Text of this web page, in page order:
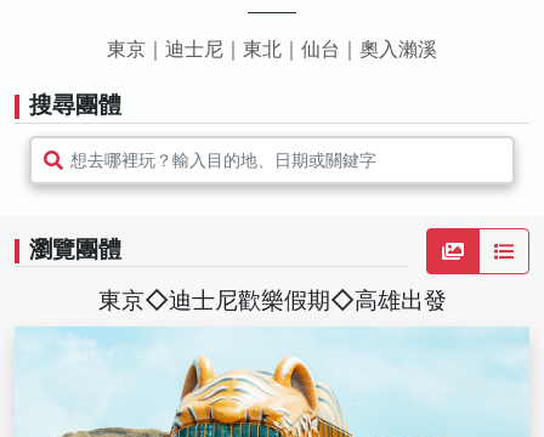
東京｜迪士尼｜東北｜仙台｜奧入瀨溪
搜尋團體
想去哪裡玩？輸入目的地、日期或關鍵字
瀏覽團體
東京◇迪士尼歡樂假期◇高雄出發